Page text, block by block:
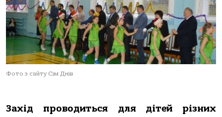
Фото з сайту Сім Днів
Захід проводиться для дітей різних